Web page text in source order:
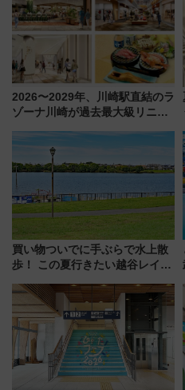
2026〜2029年、川崎駅直結のラ
ゾーナ川崎が過去最大級リニュ
「いつから何が変わるか」徹底
買い物ついでに手ぶらで水上散
歩！ この夏行きたい越谷レイク
ア「LAKESIDE PARK」（埼玉
県越谷市）